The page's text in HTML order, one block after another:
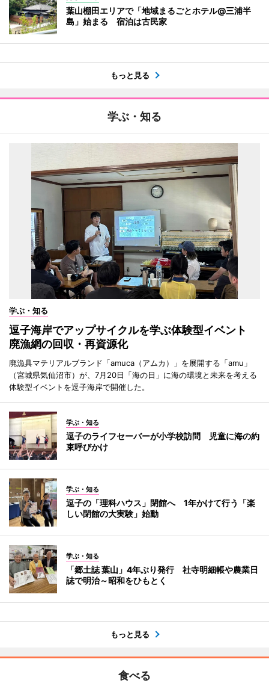
葉山棚田エリアで「地域まるごとホテル@三浦半
島」始まる 宿泊は古民家
もっと見る
学ぶ・知る
学ぶ・知る
逗子海岸でアップサイクルを学ぶ体験型イベント
廃漁網の回収・再資源化
廃漁具マテリアルブランド「amuca（アムカ）」を展開する「amu」
（宮城県気仙沼市）が、7月20日「海の日」に海の環境と未来を考える
体験型イベントを逗子海岸で開催した。
学ぶ・知る
逗子のライフセーバーが小学校訪問 児童に海の約
束呼びかけ
学ぶ・知る
逗子の「理科ハウス」閉館へ 1年かけて行う「楽
しい閉館の大実験」始動
学ぶ・知る
「郷土誌 葉山」4年ぶり発行 社寺明細帳や農業日
誌で明治～昭和をひもとく
もっと見る
食べる